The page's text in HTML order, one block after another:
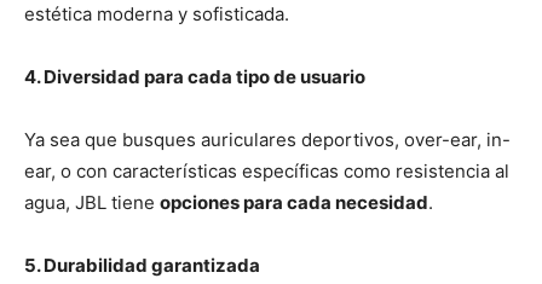
estética moderna y sofisticada.
4. Diversidad para cada tipo de usuario
Ya sea que busques auriculares deportivos, over-ear, in-
ear, o con características específicas como resistencia al
agua, JBL tiene opciones para cada necesidad.
5. Durabilidad garantizada